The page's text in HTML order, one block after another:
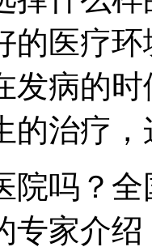
的医疗
发病的
的治疗
院吗？
专家介